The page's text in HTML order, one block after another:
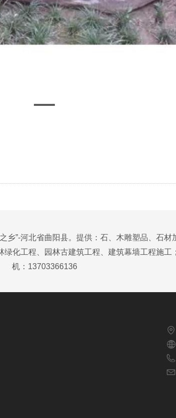
乡”-河北省曲阳县。提供：石、木雕塑品、石材
化工程、园林古建筑工程、建筑幕墙工程施工
机：13703366136